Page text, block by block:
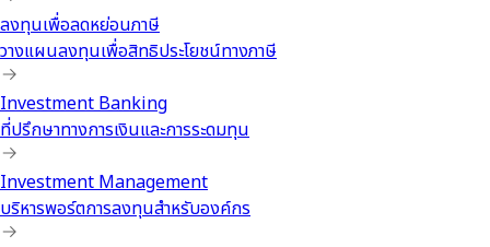
ลงทุนเพื่อลดหย่อนภาษี
วางแผนลงทุนเพื่อสิทธิประโยชน์ทางภาษี
Investment Banking
ที่ปรึกษาทางการเงินและการระดมทุน
Investment Management
บริหารพอร์ตการลงทุนสำหรับองค์กร